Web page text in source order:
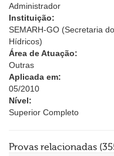
Administrador
Instituição:
SEMARH-GO (Secretaria
Hídricos)
Área de Atuação:
Outras
Aplicada em:
05/2010
Nível:
Superior Completo
Provas relacionadas